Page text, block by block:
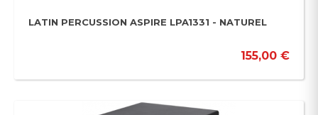
LATIN PERCUSSION ASPIRE LPA1331 - NATUREL
155,00 €